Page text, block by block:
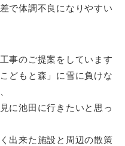
で体調不良になりやすい
事のご提案をしています
どもと森」に雪に負けな
に池田に行きたいと思っ
出来た施設と周辺の散策